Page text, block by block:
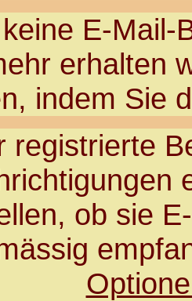
E-Mail-
erhalten
indem Sie
registrierte
ob sie